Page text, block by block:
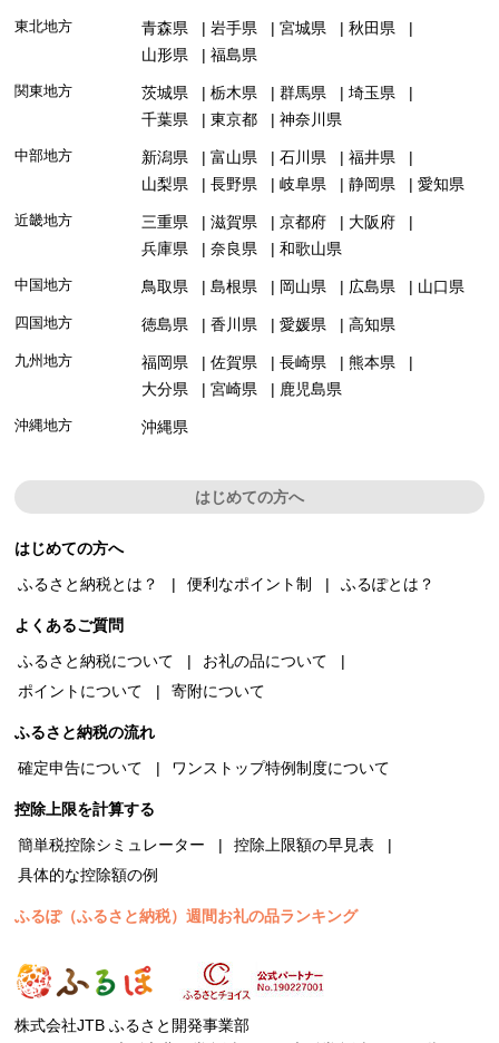
東北地方 青森県 岩手県 宮城県
秋田県
山形県
福島県
関東地方 茨城県 栃木県 群馬県
埼玉県
千葉県
東京都 神奈川県
中部地方 新潟県 富山県 石川県
福井県
山梨県
長野県 岐阜県 静岡県 愛知県
近畿地方 三重県 滋賀県 京都府
大阪府
兵庫県
奈良県 和歌山県
中国地方 鳥取県 島根県 岡山県 広島県 山口県
四国地方 徳島県 香川県 愛媛県 高知県
九州地方 福岡県 佐賀県 長崎県
熊本県
大分県
宮崎県 鹿児島県
沖縄地方 沖縄県
はじめての方へ
はじめての方へ
ふるさと納税とは？
便利なポイント制 ふるぽとは？
よくあるご質問
ふるさと納税について
お礼の品について
ポイントについて
寄附について
ふるさと納税の流れ
確定申告について
ワンストップ特例制度について
控除上限を計算する
簡単税控除シミュレーター
控除上限額の早見表
具体的な控除額の例
ふるぽ（ふるさと納税）週間お礼の品ランキング
株式会社JTB ふるさと開発事業部